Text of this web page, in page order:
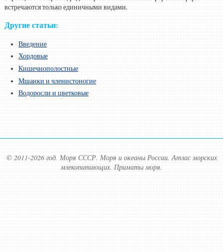
встречаются только единичными видами.
Другие статьи:
Введение
Хордовые
Кишечнополостные
Мшанки и членистоногие
Водоросли и цветковые
© 2011-2026 год. Моря СССР. Моря и океаны России. Атлас морских
млекопитающих. Приматы моря.